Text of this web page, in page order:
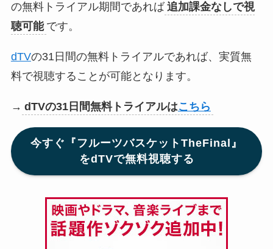
の無料トライアル期間であれば 追加課金なしで視
聴可能 です。
dTVの31日間の無料トライアルであれば、実質無
料で視聴することが可能となります。
→ dTVの31日間無料トライアルはこちら
今すぐ『フルーツバスケットTheFinal』
をdTVで無料視聴する